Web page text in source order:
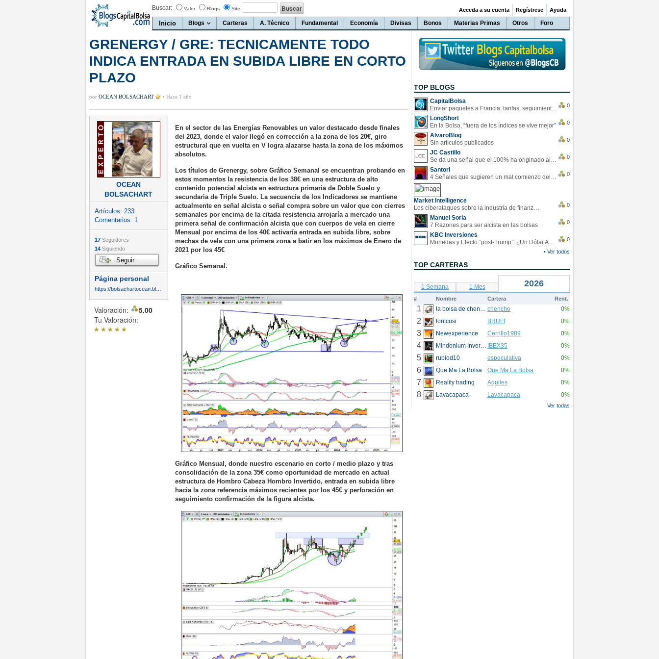
Buscar: Valor Blogs Site
Inicio Blogs Carteras A. Técnico Fundamental Economía Divisas Bonos Materias Primas Otros Foro
Acceda a su cuenta Regístrese Ayuda
GRENERGY / GRE: TECNICAMENTE TODO
INDICA ENTRADA EN SUBIDA LIBRE EN CORTO
PLAZO
por OCEAN BOLSACHART • Hace 1 año
OCEAN
BOLSACHART
Artículos: 233
Comentarios: 1
17 Seguidores
14 Siguiendo
Seguir
Página personal
Valoración:
5.00
Tu Valoración:
*****
En el sector de las Energías Renovables un valor destacado desde finales
del 2023, donde el valor llegó en corrección a la zona de los 20€, giro
estructural que en vuelta en V logra alazarse hasta la zona de los máximos
absolutos.
Los títulos de Grenergy, sobre Gráfico Semanal se encuentran probando en
estos momentos la resistencia de los 38€ en una estructura de alto
contenido potencial alcista en estructura primaria de Doble Suelo y
secundaria de Triple Suelo. La secuencia de los Indicadores se mantiene
actualmente en señal alcista o señal compra sobre un valor que con cierres
semanales por encima de la citada resistencia arrojaría a mercado una
primera señal de confirmación alcista que con cuerpos de vela en cierre
Mensual por encima de los 40€ activaría entrada en subida libre, sobre
mechas de vela con una primera zona a batir en los máximos de Enero de
2021 por los 45€
Gráfico Semanal.
Gráfico Mensual, donde nuestro escenario en corto / medio plazo y tras
consolidación de la zona 35€ como oportunidad de mercado en actual
estructura de Hombro Cabeza Hombro Invertido, entrada en subida libre
hacia la zona referencia máximos recientes por los 45€ y perforación en
seguimiento confirmación de la figura alcista.
TOP BLOGS
CapitalBolsa
Enviar paquetes a Francia: tarifas, seguimiento y ventajas destacadas
0
LongShort
En la Bolsa, “fuera de los índices se vive mejor”
0
AlvaroBlog
Sin artículos publicados
0
JC Castillo
Se da una señal que el 100% ha originado alzas en las bolsas
0
Santori
4 Señales que sugieren un mal comienzo del 3T de la economía EEUU
0
Market Intelligence
Los ciberataques sobre la industria de finanzas se han duplicado este año
0
Manuel Soria
7 Razones para ser alcista en las bolsas
0
KBC Inversiones
Monedas y Efecto “post-Trump”: ¿Un Dólar Americano operando en rangos?
0
• Ver todos
TOP CARTERAS
1 Semana 1 Mes 2026
# Nombre Cartera Rent.
1 la bolsa de chencho chencho 0%
2 fontcusi BRUFI 0%
3 Newexperience Cerrillo1989 0%
4 Mindonium Inversions IBEX35 0%
5 rubiod10 especulativa 0%
6 Que Ma La Bolsa Que Ma La Bolsa 0%
7 Reality trading Aquiles 0%
8 Lavacapaca Lavacapaca 0%
Ver todas